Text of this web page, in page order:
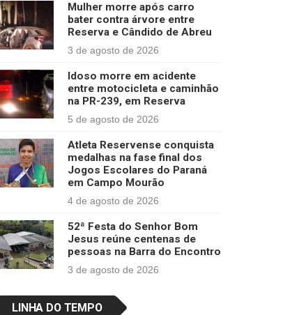
Mulher morre após carro
bater contra árvore entre
Reserva e Cândido de Abreu
3 de agosto de 2026
Idoso morre em acidente
entre motocicleta e caminhão
na PR-239, em Reserva
5 de agosto de 2026
Atleta Reservense conquista
medalhas na fase final dos
Jogos Escolares do Paraná
em Campo Mourão
4 de agosto de 2026
52ª Festa do Senhor Bom
Jesus reúne centenas de
pessoas na Barra do Encontro
3 de agosto de 2026
LINHA DO TEMPO